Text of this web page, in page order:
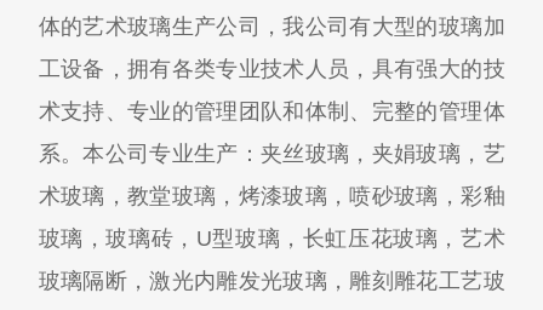
体的艺术玻璃生产公司，我公司有大型的玻璃加
工设备，拥有各类专业技术人员，具有强大的技
术支持、专业的管理团队和体制、完整的管理体
系。本公司专业生产：夹丝玻璃，夹娟玻璃，艺
术玻璃，教堂玻璃，烤漆玻璃，喷砂玻璃，彩釉
玻璃，玻璃砖，U型玻璃，长虹压花玻璃，艺术
玻璃隔断，激光内雕发光玻璃，雕刻雕花工艺玻